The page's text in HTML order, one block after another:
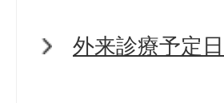
外来診療予定